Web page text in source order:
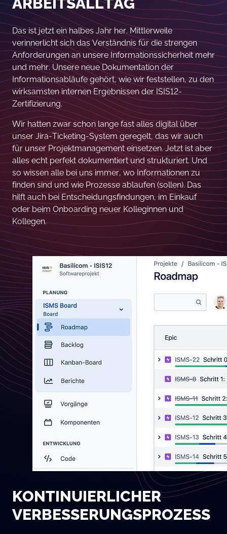
Das ist jetzt ein halbes Jahr her. Mittlerweile
verinnerlicht sich das Verständnis für die strengen
Anforderungen an unsere Informationssicherheit mehr
und mehr. Unsere neue Dokumentation der
Informationsabläufe gehört, wie wir feststellen, zu den
wirksamsten internen Ergebnissen der ISIS12-
Zertifizierung.
Wir hatten zwar schon lange fast alles digital über
unser Jira-Ticketing-System geregelt, das wir auch
für unser Projektmanagement einsetzen. Jetzt ist aber
alles echt perfekt dokumentiert und strukturiert. Und
so wissen alle bei uns immer, wo Informationen zu
finden sind und wie Prozesse ablaufen (sollen). Das
hilft auch bei Entscheidungsfindungen, im Einkauf
oder beim Onboarding neuer Kolleginnen und
Kollegen.
KONTINUIERLICHER
VERBESSERUNGSPROZESS